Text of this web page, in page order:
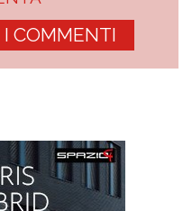
COMMENTI